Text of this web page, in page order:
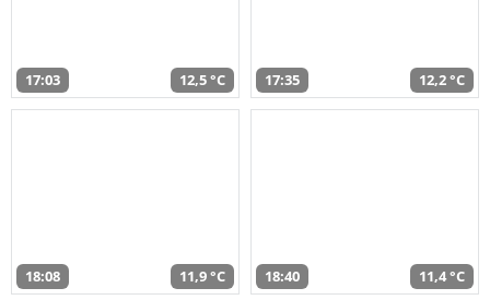
17:03 12,5 °C 17:35 12,2 °C
18:08 11,9 °C 18:40 11,4 °C